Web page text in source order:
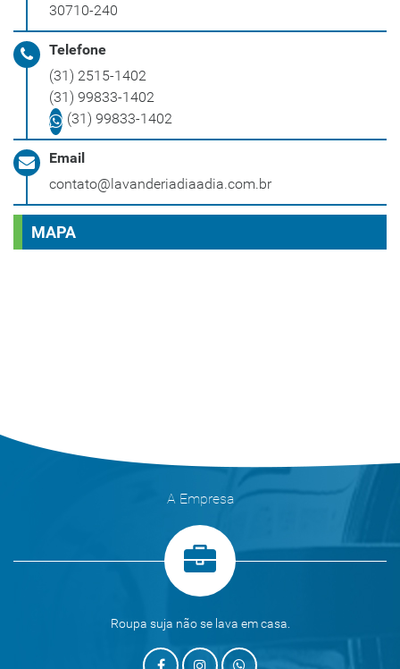
30710-240
Telefone
(31) 2515-1402
(31) 99833-1402
(31) 99833-1402
Email
contato@lavanderiadiaadia.com.br
MAPA
A Empresa
Roupa suja não se lava em casa.